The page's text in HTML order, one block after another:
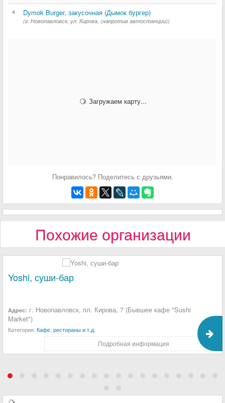
4 Dymok Burger, закусочная (Дымок бургер)
(г. Новопавловск, ул. Кирова, (напротив автостанции))
Загружаем карту...
Понравилось? Поделитесь с друзьями.
Похожие организации
Yoshi, суши-бар
Адрес: г. Новопавловск, пл. Кирова, 7 (Бывшее кафе "Sushi
Market")
Категория: Кафе, рестораны и т.д.
Подробная информация